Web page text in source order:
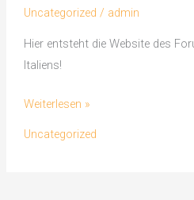
Uncategorized / admin
Hier entsteht die Website des
Italiens!
Forum
Weiterlesen »
Uncategorized